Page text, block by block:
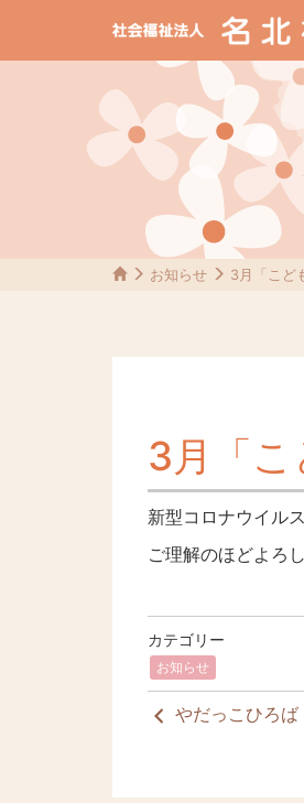
お知らせ 3月「こど
3月「
新型コロナウイル
ご理解のほどよろ
カテゴリー
お知らせ
やだっこひろ